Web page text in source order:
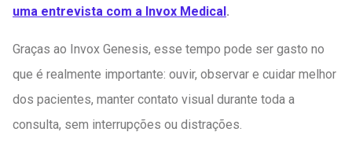
uma entrevista com a Invox Medical.
Graças ao Invox Genesis, esse tempo pode ser gasto no
que é realmente importante: ouvir, observar e cuidar melhor
dos pacientes, manter contato visual durante toda a
consulta, sem interrupções ou distrações.